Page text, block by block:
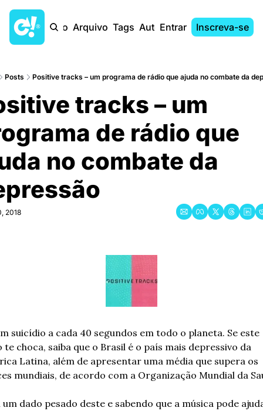
Início Arquivo Tags AutoresEntrar Inscreva-se
Posts Positive tracks – um programa de rádio que ajuda no combate da
tracks – um
de rádio que
no combate da
2018
suicídio a cada 40 segundos em todo o planeta. Se este
te choca, saiba que o Brasil é o país mais depressivo da
Latina, além de apresentar uma média que supera os
mundiais, de acordo com a Organização Mundial da
um dado pesado deste e sabendo que a música pode